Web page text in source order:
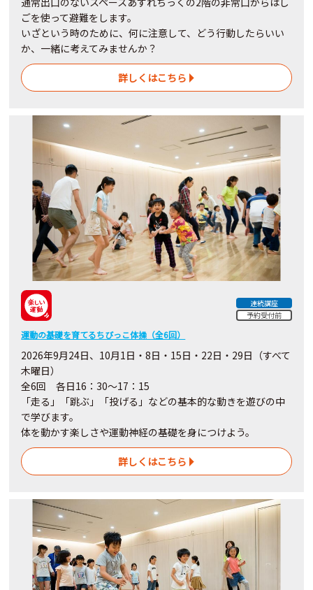
ごを使って避難をします。
いざという時のために、何に注意して、どう行動したらいい
か、一緒に考えてみませんか？
詳しくはこちら
連続講座
予約受付前
運動の基礎を育てるちびっこ体操（全6回）
2026年9月24日、10月1日・8日・15日・22日・29日（すべて
木曜日）
全6回 各日16：30～17：15
「走る」「跳ぶ」「投げる」などの基本的な動きを遊びの中
で学びます。
体を動かす楽しさや運動神経の基礎を身につけよう。
詳しくはこちら